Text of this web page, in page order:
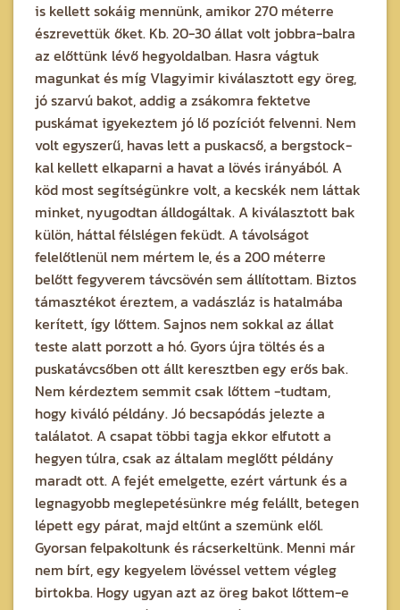
is kellett sokáig mennünk, amikor 270 méterre
észrevettük őket. Kb. 20-30 állat volt jobbra-balra
az előttünk lévő hegyoldalban. Hasra vágtuk
magunkat és míg Vlagyimir kiválasztott egy öreg,
jó szarvú bakot, addig a zsákomra fektetve
puskámat igyekeztem jó lő pozíciót felvenni. Nem
volt egyszerű, havas lett a puskacső, a bergstock-
kal kellett elkaparni a havat a lövés irányából. A
köd most segítségünkre volt, a kecskék nem láttak
minket, nyugodtan álldogáltak. A kiválasztott bak
külön, háttal félslégen feküdt. A távolságot
felelőtlenül nem mértem le, és a 200 méterre
belőtt fegyverem távcsövén sem állítottam. Biztos
támasztékot éreztem, a vadászláz is hatalmába
kerített, így lőttem. Sajnos nem sokkal az állat
teste alatt porzott a hó. Gyors újra töltés és a
puskatávcsőben ott állt keresztben egy erős bak.
Nem kérdeztem semmit csak lőttem -tudtam,
hogy kiváló példány. Jó becsapódás jelezte a
találatot. A csapat többi tagja ekkor elfutott a
hegyen túlra, csak az általam meglőtt példány
maradt ott. A fejét emelgette, ezért vártunk és a
legnagyobb meglepetésünkre még felállt, betegen
lépett egy párat, majd eltűnt a szemünk elől.
Gyorsan felpakoltunk és rácserkeltünk. Menni már
nem bírt, egy kegyelem lövéssel vettem végleg
birtokba. Hogy ugyan azt az öreg bakot lőttem-e